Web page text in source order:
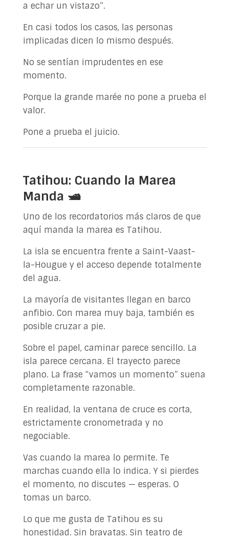
a echar un vistazo”.
En casi todos los casos, las personas
implicadas dicen lo mismo después.
No se sentían imprudentes en ese
momento.
Porque la grande marée no pone a prueba el
valor.
Pone a prueba el juicio.
Tatihou: Cuando la Marea
Manda 🛥️
Uno de los recordatorios más claros de que
aquí manda la marea es Tatihou.
La isla se encuentra frente a Saint-Vaast-
la-Hougue y el acceso depende totalmente
del agua.
La mayoría de visitantes llegan en barco
anfibio. Con marea muy baja, también es
posible cruzar a pie.
Sobre el papel, caminar parece sencillo. La
isla parece cercana. El trayecto parece
plano. La frase “vamos un momento” suena
completamente razonable.
En realidad, la ventana de cruce es corta,
estrictamente cronometrada y no
negociable.
Vas cuando la marea lo permite. Te
marchas cuando ella lo indica. Y si pierdes
el momento, no discutes — esperas. O
tomas un barco.
Lo que me gusta de Tatihou es su
honestidad. Sin bravatas. Sin teatro de